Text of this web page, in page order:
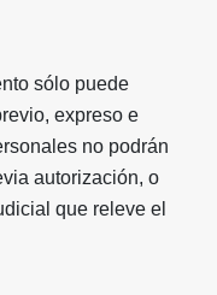
sólo puede
expreso e
no podrán
autorización, o
que releve el